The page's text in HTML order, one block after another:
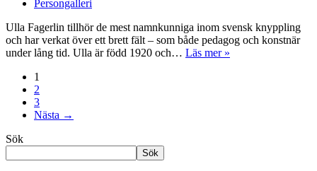
Persongalleri
Ulla Fagerlin tillhör de mest namnkunniga inom svensk knyppling
och har verkat över ett brett fält – som både pedagog och konstnär
under lång tid. Ulla är född 1920 och… Läs mer »
1
2
3
Nästa →
Sök
Sök